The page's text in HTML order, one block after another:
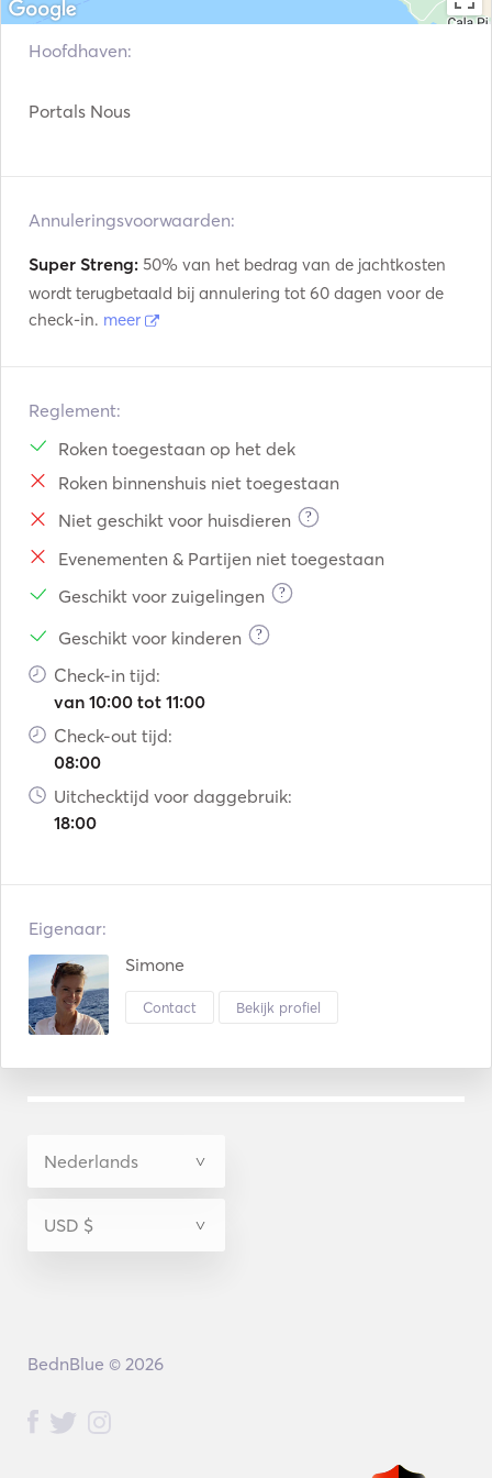
Fuel: Diesel.
Hoofdhaven:
Portals Nous
Annuleringsvoorwaarden:
Super Streng: 50% van het bedrag van de jachtkosten
wordt terugbetaald bij annulering tot 60 dagen voor de
check-in. meer
Reglement:
Roken toegestaan op het dek
Roken binnenshuis niet toegestaan
Niet geschikt voor huisdieren
?
Evenementen & Partijen niet toegestaan
Geschikt voor zuigelingen
?
Geschikt voor kinderen ?
Check-in tijd:
van 10:00 tot 11:00
Check-out tijd:
08:00
Uitchecktijd voor daggebruik:
18:00
Eigenaar:
Simone
Contact Bekijk profiel
BednBlue © 2026